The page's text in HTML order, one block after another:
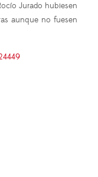
Jurado hubiesen
aunque no fuesen